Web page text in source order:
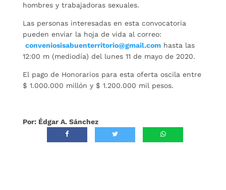
hombres y trabajadoras sexuales.
Las personas interesadas en esta convocatoria
pueden enviar la hoja de vida al correo:
conveniosisabuenterritorio@gmail.comhasta las
12:00 m (mediodía) del lunes 11 de mayo de 2020.
El pago de Honorarios para esta oferta oscila entre
$ 1.000.000 millón y $ 1.200.000 mil pesos.
Por: Édgar A. Sánchez